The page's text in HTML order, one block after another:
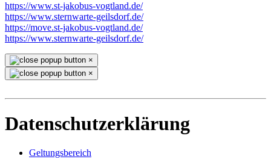
https://www.st-jakobus-vogtland.de/
https://www.sternwarte-geilsdorf.de/
https://move.st-jakobus-vogtland.de/
https://www.sternwarte-geilsdorf.de/
×
×
Datenschutzerklärung
Geltungsbereich